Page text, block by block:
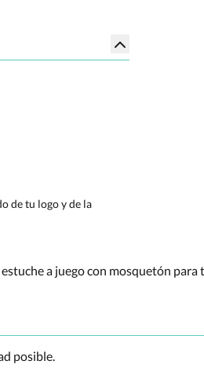
de tu logo y de la
a juego con mosquetón para
posible.